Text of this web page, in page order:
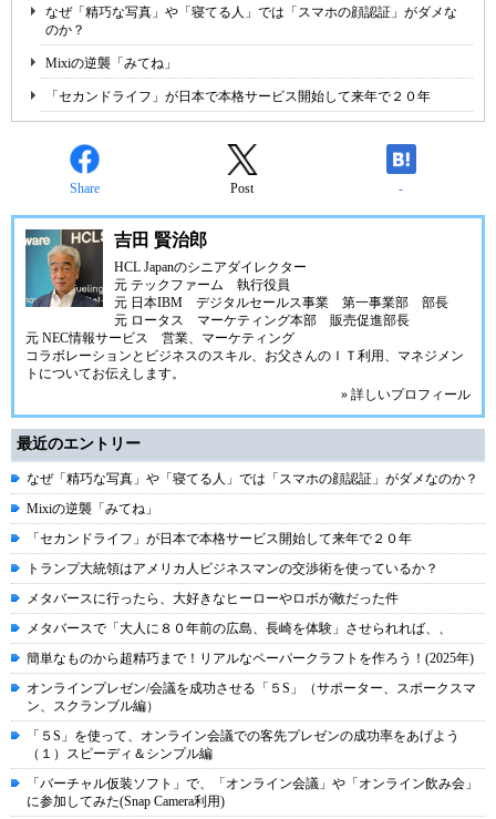
なぜ「精巧な写真」や「寝てる人」では「スマホの顔認証」がダメな
のか？
Mixiの逆襲「みてね」
「セカンドライフ」が日本で本格サービス開始して来年で２０年
Share Post -
吉田 賢治郎
HCL Japanのシニアダイレクター
元 テックファーム 執行役員
元 日本IBM デジタルセールス事業 第一事業部 部長
元 ロータス マーケティング本部 販売促進部長
元 NEC情報サービス 営業、マーケティング
コラボレーションとビジネスのスキル、お父さんのＩＴ利用、マネジメン
トについてお伝えします。
» 詳しいプロフィール
最近のエントリー
なぜ「精巧な写真」や「寝てる人」では「スマホの顔認証」がダメなのか？
Mixiの逆襲「みてね」
「セカンドライフ」が日本で本格サービス開始して来年で２０年
トランプ大統領はアメリカ人ビジネスマンの交渉術を使っているか？
メタバースに行ったら、大好きなヒーローやロボが敵だった件
メタバースで「大人に８０年前の広島、長崎を体験」させられれば、、
簡単なものから超精巧まで！リアルなペーパークラフトを作ろう！(2025年)
オンラインプレゼン/会議を成功させる「５S」（サポーター、スポークスマ
ン、スクランブル編）
「５S」を使って、オンライン会議での客先プレゼンの成功率をあげよう
（１）スピーディ＆シンプル編
「バーチャル仮装ソフト」で、「オンライン会議」や「オンライン飲み会」
に参加してみた(Snap Camera利用)